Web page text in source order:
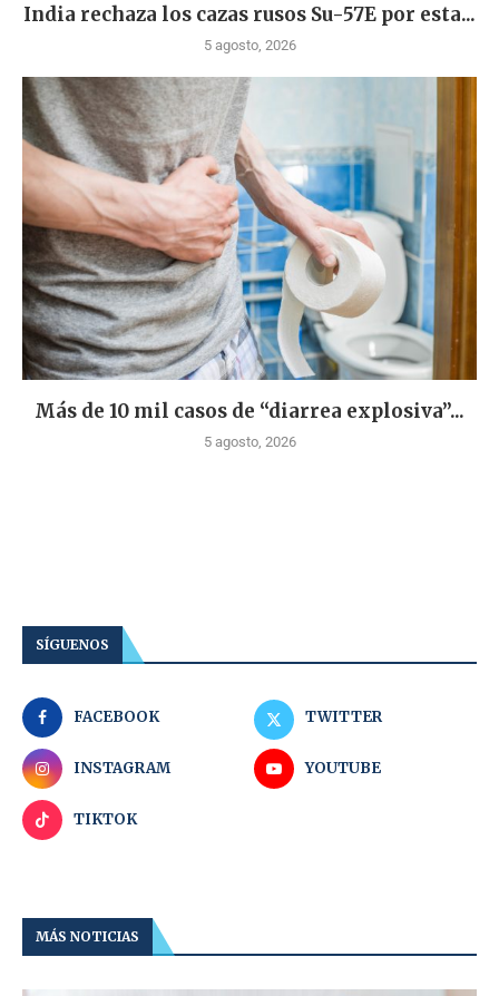
India rechaza los cazas rusos Su-57E por esta...
5 agosto, 2026
Más de 10 mil casos de “diarrea explosiva”...
5 agosto, 2026
SÍGUENOS
FACEBOOK TWITTER
INSTAGRAM YOUTUBE
TIKTOK
MÁS NOTICIAS